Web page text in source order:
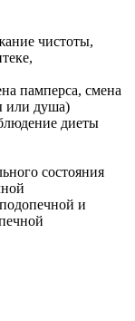
чистоты,
памперса, смена
или душа)
диеты
состояния
и